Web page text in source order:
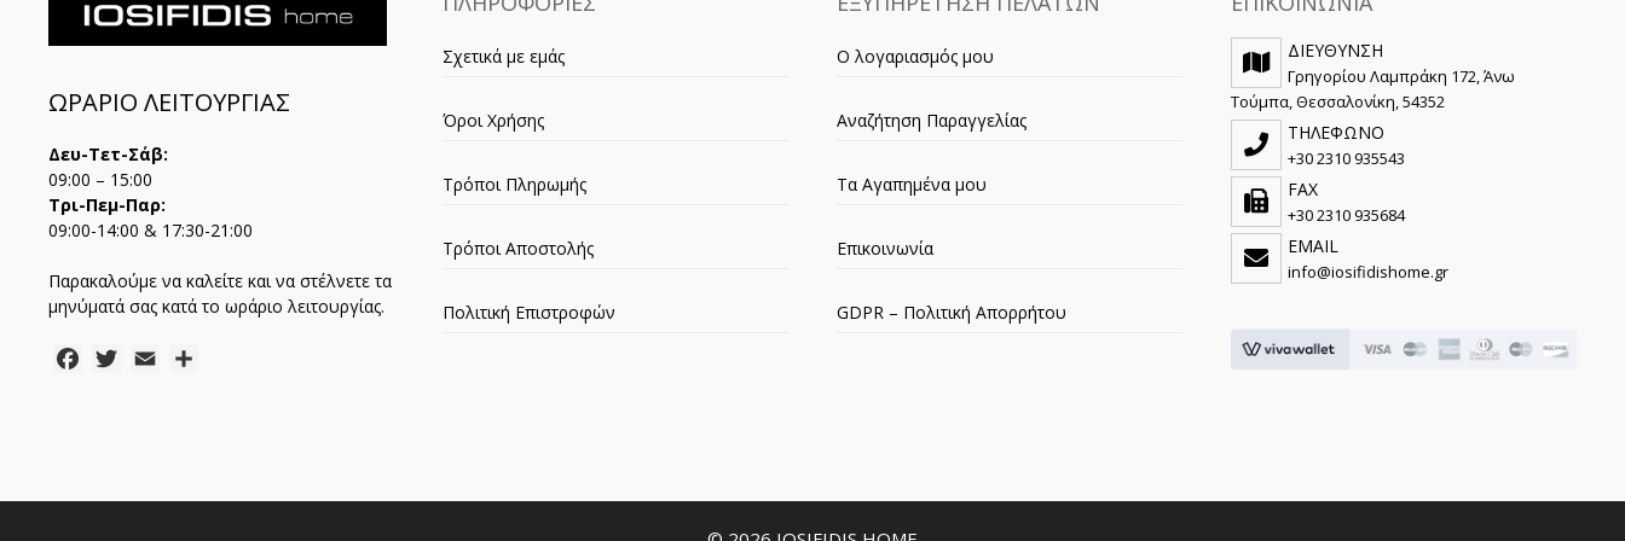
ΩΡΑΡΙΟ ΛΕΙΤΟΥΡΓΙΑΣ
Δευ-Τετ-Σάβ:
09:00 – 15:00
Τρι-Πεμ-Παρ:
09:00-14:00 & 17:30-21:00
Παρακαλούμε να καλείτε και να στέλνετε τα
μηνύματά σας κατά το ωράριο λειτουργίας.
FacebookTwitter
Email
Σχετικά με εμάς
Όροι Χρήσης
Τρόποι Πληρωμής
Τρόποι Αποστολής
Πολιτική Επιστροφών
Ο λογαριασμός μου
Αναζήτηση Παραγγελίας
Τα Αγαπημένα μου
Επικοινωνία
GDPR – Πολιτική Απορρήτου
ΔΙΕΥΘΥΝΣΗ
Γρηγορίου Λαμπράκη 172, Άνω
Τούμπα, Θεσσαλονίκη, 54352
ΤΗΛΕΦΩΝΟ
+30 2310 935543
FAX
+30 2310 935684
EMAIL
info@iosifidishome.gr